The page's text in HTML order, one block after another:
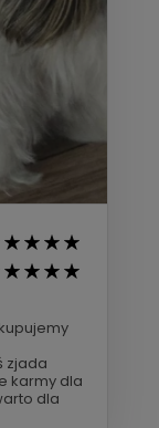
zjada
karmy dla
dla